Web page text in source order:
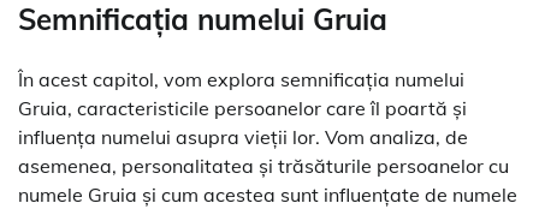
Semnificația numelui Gruia
În acest capitol, vom explora semnificația numelui
Gruia, caracteristicile persoanelor care îl poartă și
influența numelui asupra vieții lor. Vom analiza, de
asemenea, personalitatea și trăsăturile persoanelor cu
numele Gruia și cum acestea sunt influențate de numele